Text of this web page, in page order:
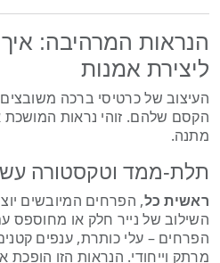
הנראות המרהיבה:
ליצירת אמנות
העיצוב של כרטיסי ברכה
הקסם שלהם. זוהי נראות המושכת
מתנה.
תלת-ממד וטקסטורה
ראשית כל, הפרחים המיובשים
השילוב של נייר חלק או מחוספס
הפרחים – עלי כותרת, ענפים
מרתק וייחודי. הנראות הזו הופכת